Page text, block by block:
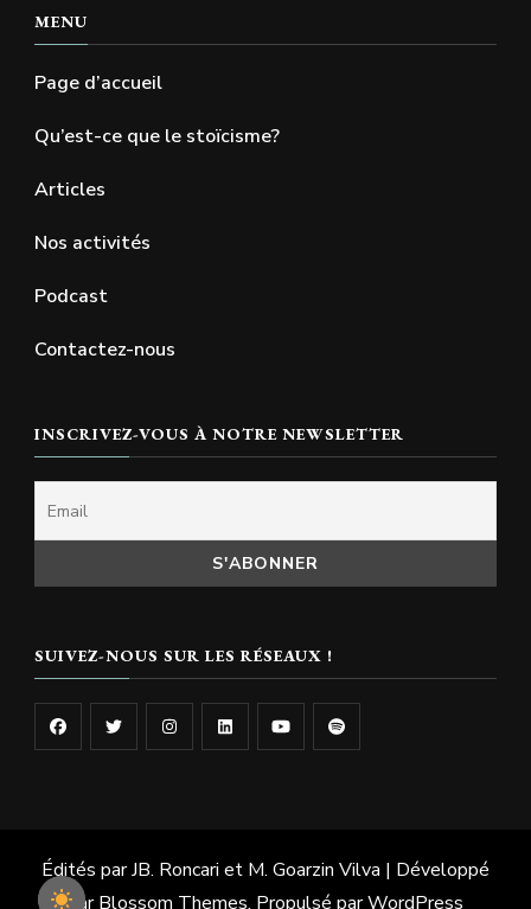
MENU
Page d’accueil
Qu’est-ce que le stoïcisme?
Articles
Nos activités
Podcast
Contactez-nous
INSCRIVEZ-VOUS À NOTRE NEWSLETTER
SUIVEZ-NOUS SUR LES RÉSEAUX !
Édités par JB. Roncari et M. Goarzin Vilva | Développé
parBlossom Themes. Propulsé parWordPress